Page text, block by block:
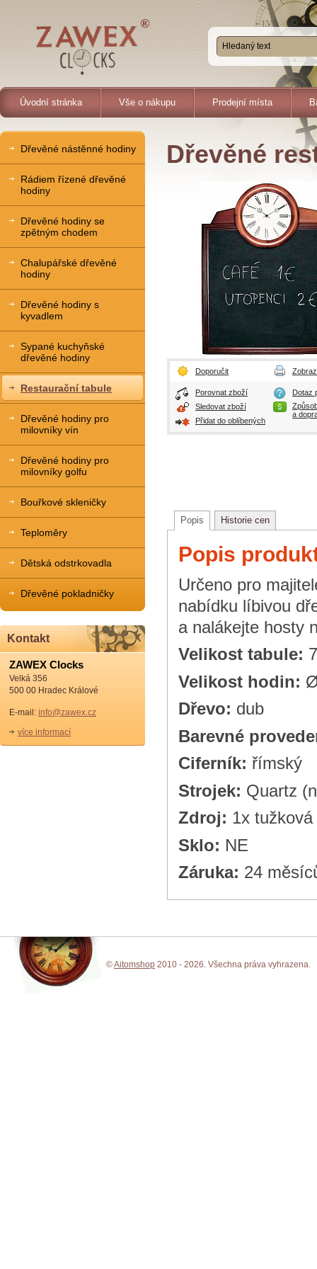
Úvodní stránka Vše o nákupu Prodejní místa
Dřevěné
Doporučit
Porovnat zboží
Sledovat zboží
Přidat do oblíbených
Dotaz
a
Popis Historie cen
Popis
Určeno pro
nabídku líbivou
a nalákejte hosty
Velikost tabule:
Velikost hodin:
Dřevo: dub
Barevné
Ciferník: římský
Strojek: Quartz
Zdroj: 1x
Sklo: NE
Záruka: 24
Dřevěné nástěnné hodiny
Rádiem řízené dřevěné
hodiny
Dřevěné hodiny se
zpětným chodem
Chalupářské dřevěné
hodiny
Dřevěné hodiny s
kyvadlem
Sypané kuchyňské
dřevěné hodiny
Restaurační tabule
Dřevěné hodiny pro
milovníky vín
Dřevěné hodiny pro
milovníky golfu
Bouřkové skleničky
Teploměry
Dětská odstrkovadla
Dřevěné pokladničky
Kontakt
ZAWEX Clocks
Velká 356
500 00 Hradec Králové
E-mail: info@zawex.cz
více informací
©Aitomshop 2010 - 2026. Všechna práva vyhrazena.